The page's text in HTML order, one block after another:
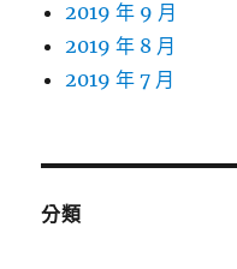
2019 年 9 月
2019 年 8 月
2019 年 7 月
分類